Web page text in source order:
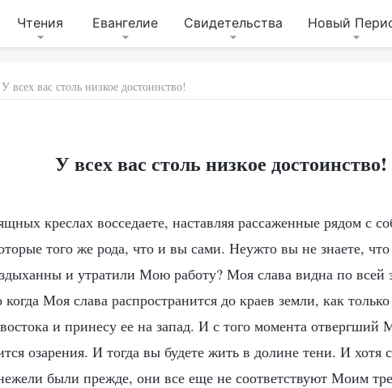
Чтения Евангелие Свидетельства Новый
У всех вас столь низкое достоинство!
У всех вас столь низкое достоинство!
креслах восседаете, наставляя рассаженные рядом с
того же рода, что и вы сами. Неужто вы не знаете,
и утратили Мою работу? Моя слава видна по всей
Моя слава распространится до краев земли, как
востока и принесу ее на запад. И с того момента
озарения. И тогда вы будете жить в долине тени. И хотя
были прежде, они все еще не соответствуют Моим